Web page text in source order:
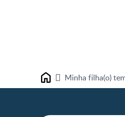
Home Minha filha(o)